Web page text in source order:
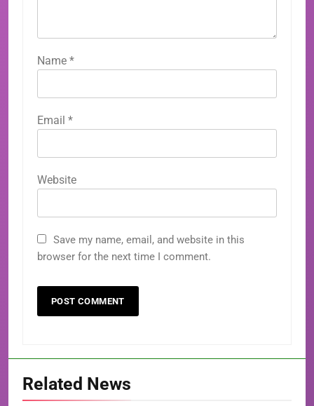
Name *
Email *
Website
Save my name, email, and website in this
browser for the next time I comment.
Related News